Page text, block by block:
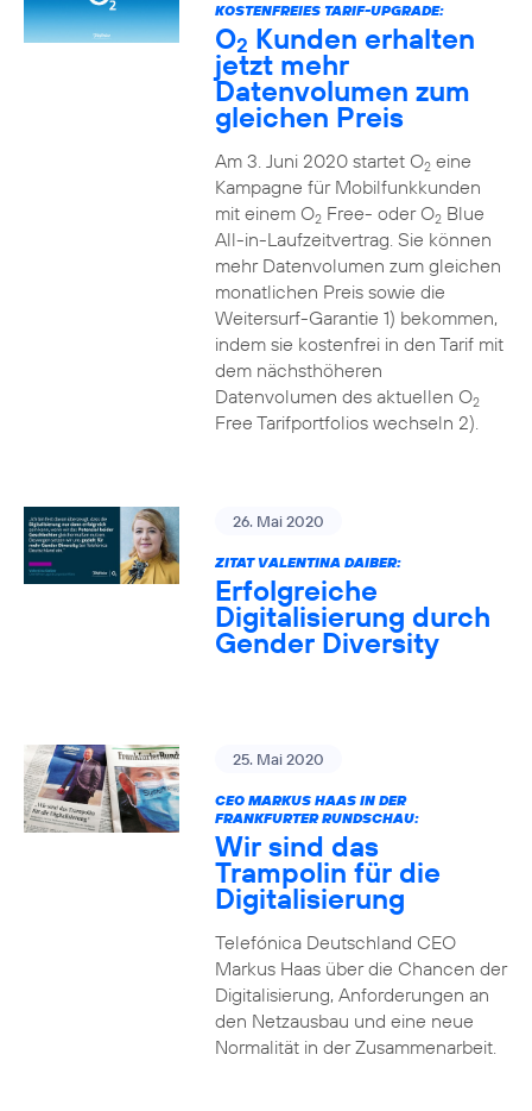
KOSTENFREIES TARIF-UPGRADE:
O2 Kunden erhalten
jetzt mehr
Datenvolumen zum
gleichen Preis
Am 3. Juni 2020 startet O2eine
Kampagne für Mobilfunkkunden
mit einem O2Free- oder O2Blue
All-in-Laufzeitvertrag. Sie können
mehr Datenvolumen zum gleichen
monatlichen Preis sowie die
Weitersurf-Garantie 1) bekommen,
indem sie kostenfrei in den Tarif mit
dem nächsthöheren
Datenvolumen des aktuellen O2
Free Tarifportfolios wechseln 2).
26. Mai 2020
ZITAT VALENTINA DAIBER:
Erfolgreiche
Digitalisierung durch
Gender Diversity
25. Mai 2020
CEO MARKUS HAAS IN DER
FRANKFURTER RUNDSCHAU:
Wir sind das
Trampolin für die
Digitalisierung
Telefónica Deutschland CEO
Markus Haas über die Chancen der
Digitalisierung, Anforderungen an
den Netzausbau und eine neue
Normalität in der Zusammenarbeit.